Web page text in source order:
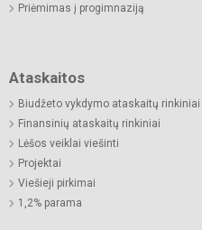
Priėmimas į progimnaziją
Ataskaitos
Biudžeto vykdymo ataskaitų rinkiniai
Finansinių ataskaitų rinkiniai
Lėšos veiklai viešinti
Projektai
Viešieji pirkimai
1,2% parama